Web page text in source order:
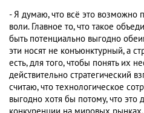
- Я думаю, что всё это возможно
воли. Главное то, что такое
быть потенциально выгодно
эти носят не конъюнктурный, а
есть, для того, чтобы понять их
действительно стратегический
считаю, что технологическое
выгодно хотя бы потому, что это